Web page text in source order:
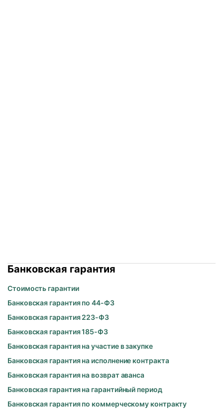
Банковская гарантия
Стоимость гарантии
Банковская гарантия по 44-ФЗ
Банковская гарантия 223-ФЗ
Банковская гарантия 185-ФЗ
Банковская гарантия на участие в закупке
Банковская гарантия на исполнение контракта
Банковская гарантия на возврат аванса
Банковская гарантия на гарантийный период
Банковская гарантия по коммерческому контракту